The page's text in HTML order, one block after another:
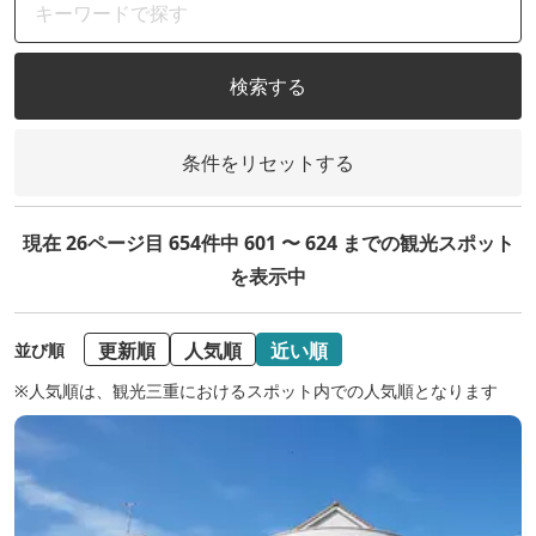
検索する
条件をリセットする
現在 26ページ目 654件中 601 〜 624 までの観光スポット
を表示中
並び順 更新順 人気順 近い順
※人気順は、観光三重におけるスポット内での人気順となります